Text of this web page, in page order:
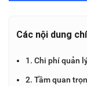
Các nội dung
1. Chi phí quản
2. Tầm quan